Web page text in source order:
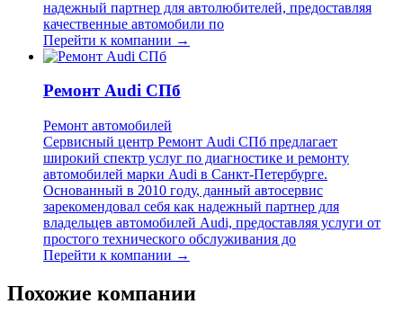
надежный партнер для автолюбителей, предоставляя
качественные автомобили по
Перейти к компании →
Ремонт Audi СПб
Ремонт автомобилей
Сервисный центр Ремонт Audi СПб предлагает
широкий спектр услуг по диагностике и ремонту
автомобилей марки Audi в Санкт-Петербурге.
Основанный в 2010 году, данный автосервис
зарекомендовал себя как надежный партнер для
владельцев автомобилей Audi, предоставляя услуги от
простого технического обслуживания до
Перейти к компании →
Похожие компании